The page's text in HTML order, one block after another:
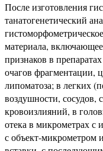
После изготовления
танатогенетический
материала,
признаков в
очагов фрагментации,
липоматоза; в легких
воздушности, сосудов,
кровоизлияний, в
отека в микрометрах с
с объект-микрометром